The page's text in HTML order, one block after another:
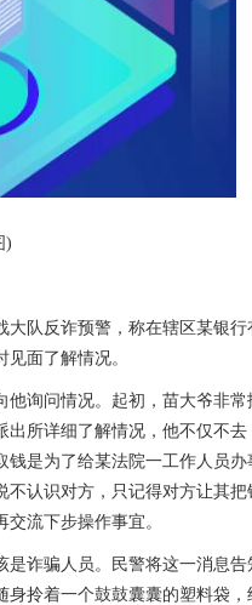
)
队反诈预警，称在辖区某银行
面了解情况。
询问情况。起初，苗大爷非常
所详细了解情况，他不仅不去
是为了给某法院一工作人员
认识对方，只记得对方让其把
流下步操作事宜。
诈骗人员。民警将这一消息
拎着一个鼓鼓囊囊的塑料袋，